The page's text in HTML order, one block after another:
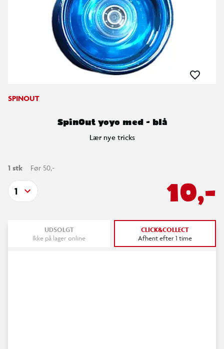
SPINOUT
SpinOut yoyo med - blå
Lær nye tricks
1 stk Før 50,-
10,-
1
UDSOLGT
Ikke på lager online
CLICK&COLLECT
Afhent efter 1 time